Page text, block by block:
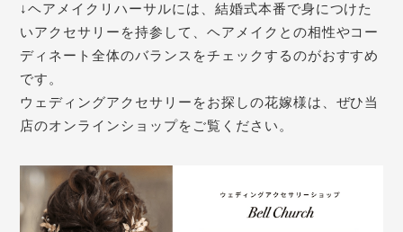
↓ヘアメイクリハーサルには、結婚式本番で身につけた
いアクセサリーを持参して、ヘアメイクとの相性やコー
ディネート全体のバランスをチェックするのがおすすめ
です。
ウェディングアクセサリーをお探しの花嫁様は、ぜひ当
店のオンラインショップをご覧ください。